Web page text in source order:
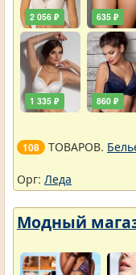
2 056 ₽
1 335 ₽
635 ₽
860 ₽
108 ТОВАРОВ.
Орг: Леда
Модный